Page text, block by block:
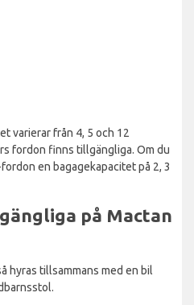
varierar från 4, 5 och 12
fordon finns tillgängliga. Om du
en bagagekapacitet på 2, 3
på Mactan
hyras tillsammans med en bil